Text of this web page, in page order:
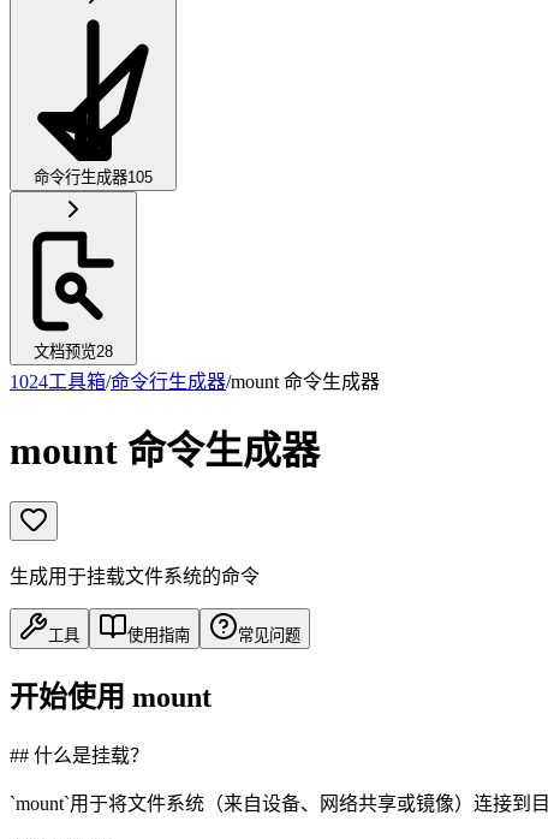
命令行生成器105
文档预览28
1024工具箱/命令行生成器/mount 命令生成器
mount 命令生成器
生成用于挂载文件系统的命令
工具 使用指南 常见问题
开始使用 mount
## 什么是挂载？
`mount`用于将文件系统（来自设备、网络共享或镜像）连接到